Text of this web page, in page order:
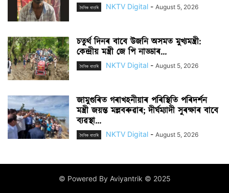
দৈনিক বাতৰি NKTV Digital - August 5, 2026
চতুৰ্থ দিনৰ বাবে উজনি অসমত মুখ্যমন্ত্ৰী:
কেন্দ্ৰীয় মন্ত্ৰী জে পি নাড্ডাৰ...
দৈনিক বাতৰি NKTV Digital - August 5, 2026
জামুগুৰিত গৰাখহনীয়াৰ পৰিস্থিতি পৰিদৰ্শন
মন্ত্ৰী জয়ন্ত মল্লবৰুৱাৰ; দীৰ্ঘম্যাদী সুৰক্ষাৰ বাবে
ব্যৱস্থা...
দৈনিক বাতৰি NKTV Digital - August 5, 2026
© Powered By Aviyantrik © 2025